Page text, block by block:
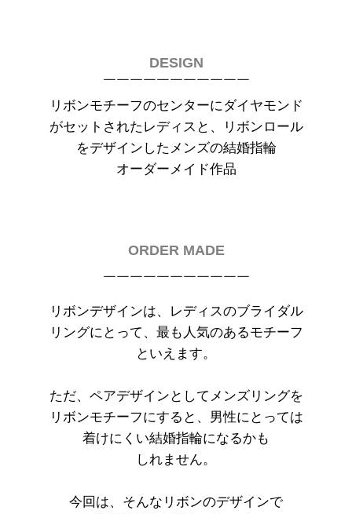
DESIGN
￣￣￣￣￣￣￣￣￣￣￣
リボンモチーフのセンターにダイヤモンド
がセットされたレディスと、リボンロール
をデザインしたメンズの結婚指輪
オーダーメイド作品
ORDER MADE
￣￣￣￣￣￣￣￣￣￣￣
リボンデザインは、レディスのブライダル
リングにとって、最も人気のあるモチーフ
といえます。
ただ、ペアデザインとしてメンズリングを
リボンモチーフにすると、男性にとっては
着けにくい結婚指輪になるかも
しれません。
今回は、そんなリボンのデザインで